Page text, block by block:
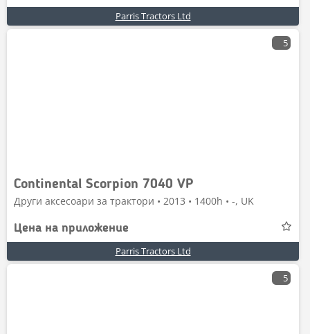
Parris Tractors Ltd
5
Continental Scorpion 7040 VP
Други аксесоари за трактори • 2013 • 1400h • -, UK
Цена на приложение
Parris Tractors Ltd
5